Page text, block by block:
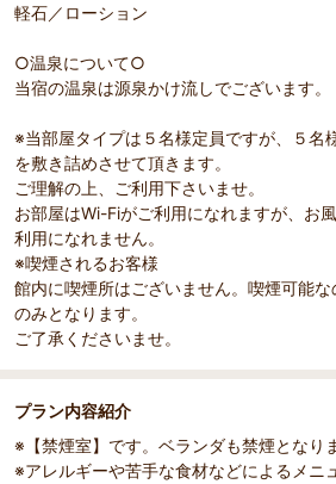
軽石／ローション
○温泉について○
当宿の温泉は源泉かけ流しでございます。
※当部屋タイプは５名様定員ですが、５名
を敷き詰めさせて頂きます。
ご理解の上、ご利用下さいませ。
お部屋はWi-Fiがご利用になれますが、お
利用になれません。
※喫煙されるお客様
館内に喫煙所はございません。喫煙可能
のみとなります。
ご了承くださいませ。
プラン内容紹介
※【禁煙室】です。ベランダも禁煙となり
※アレルギーや苦手な食材などによるメニ